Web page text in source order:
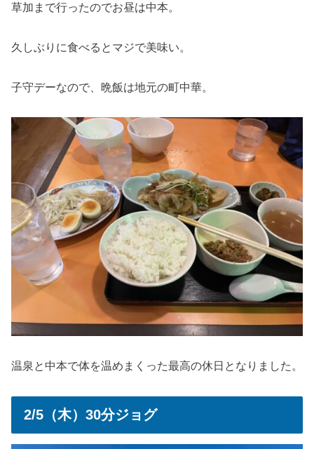
草加まで行ったのでお昼は中本。
久しぶりに食べるとマジで美味い。
子守デーなので、晩飯は地元の町中華。
温泉と中本で体を温めまくった最高の休日となりました。
2/5（木）30分ジョグ